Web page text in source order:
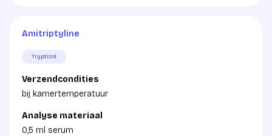
Amitriptyline
Tryptizol
Verzendcondities
bij kamertemperatuur
Analyse materiaal
0,5 ml serum